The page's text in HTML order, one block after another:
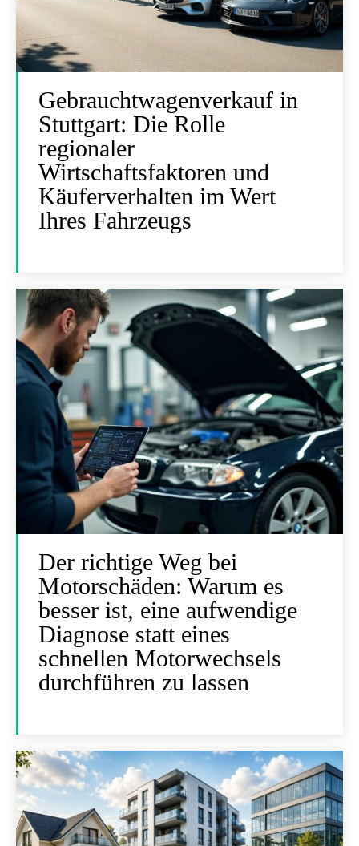
Gebrauchtwagenverkauf in
Stuttgart: Die Rolle
regionaler
Wirtschaftsfaktoren und
Käuferverhalten im Wert
Ihres Fahrzeugs
Der richtige Weg bei
Motorschäden: Warum es
besser ist, eine aufwendige
Diagnose statt eines
schnellen Motorwechsels
durchführen zu lassen